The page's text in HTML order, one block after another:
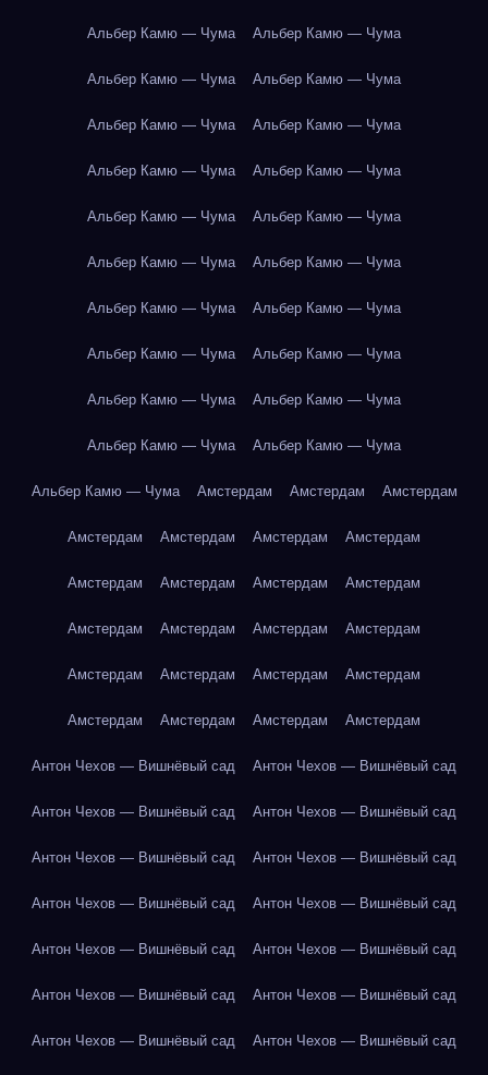
Альбер Камю — Чума Альбер Камю — Чума
Альбер Камю — Чума Альбер Камю — Чума
Альбер Камю — Чума Альбер Камю — Чума
Альбер Камю — Чума Альбер Камю — Чума
Альбер Камю — Чума Альбер Камю — Чума
Альбер Камю — Чума Альбер Камю — Чума
Альбер Камю — Чума Альбер Камю — Чума
Альбер Камю — Чума Альбер Камю — Чума
Альбер Камю — Чума Альбер Камю — Чума
Альбер Камю — Чума Альбер Камю — Чума
Альбер Камю — Чума Амстердам Амстердам Амстердам
Амстердам Амстердам Амстердам Амстердам
Амстердам Амстердам Амстердам Амстердам
Амстердам Амстердам Амстердам Амстердам
Амстердам Амстердам Амстердам Амстердам
Амстердам Амстердам Амстердам Амстердам
Антон Чехов — Вишнёвый сад Антон Чехов — Вишнёвый сад
Антон Чехов — Вишнёвый сад Антон Чехов — Вишнёвый сад
Антон Чехов — Вишнёвый сад Антон Чехов — Вишнёвый сад
Антон Чехов — Вишнёвый сад Антон Чехов — Вишнёвый сад
Антон Чехов — Вишнёвый сад Антон Чехов — Вишнёвый сад
Антон Чехов — Вишнёвый сад Антон Чехов — Вишнёвый сад
Антон Чехов — Вишнёвый сад Антон Чехов — Вишнёвый сад